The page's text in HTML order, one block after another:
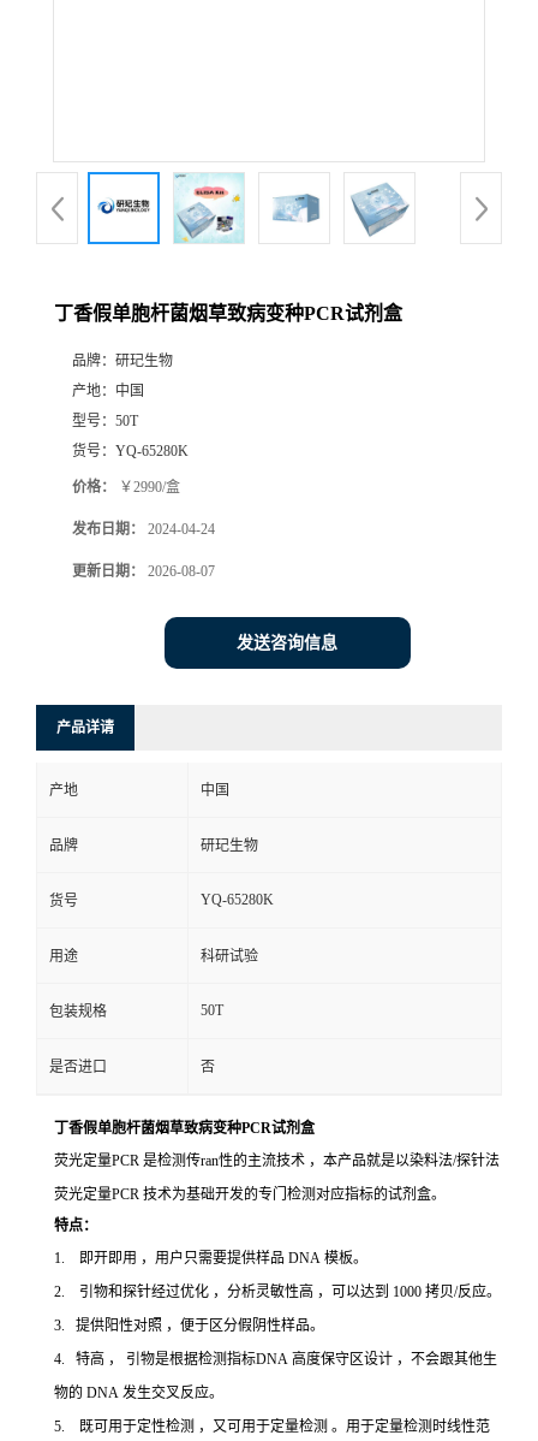
丁香假单胞杆菌烟草致病变种PCR试剂盒
品牌： 研玘生物
产地： 中国
型号： 50T
货号： YQ-65280K
价格： ￥2990/盒
发布日期： 2024-04-24
更新日期： 2026-08-07
发送咨询信息
产品详请
产地 中国
品牌 研玘生物
货号 YQ-65280K
用途 科研试验
包装规格 50T
是否进口 否
丁香假单胞杆菌烟草致病变种PCR试剂盒
荧光定量PCR 是检测传ran性的主流技术 ，本产品就是以染料法/探针法
荧光定量PCR 技术为基础开发的专门检测对应指标的试剂盒。
特点：
1. 即开即用 ，用户只需要提供样品 DNA 模板。
2. 引物和探针经过优化 ，分析灵敏性高 ，可以达到 1000 拷贝/反应。
3. 提供阳性对照 ，便于区分假阴性样品。
4. 特高 ， 引物是根据检测指标DNA 高度保守区设计 ，不会跟其他生
物的 DNA 发生交叉反应。
5. 既可用于定性检测 ，又可用于定量检测 。用于定量检测时线性范